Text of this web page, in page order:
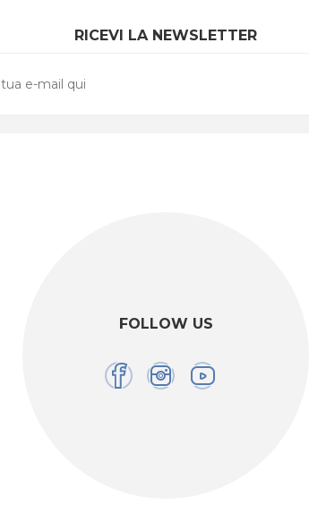
RICEVI LA NEWSLETTER
FOLLOW US